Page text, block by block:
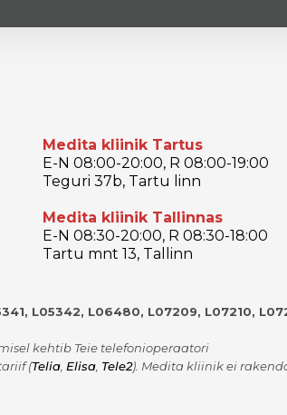
Medita kliinik Tartus
E-N 08:00-20:00, R 08:00-19:00
Teguri 37b, Tartu linn
Medita kliinik Tallinnas
E-N 08:30-20:00, R 08:30-18:00
Tartu mnt 13, Tallinn
L05342, L06480, L07209, L07210,
kehtib Teie telefonioperaatori
(Telia Elisa Tele2) . Medita kliinik ei